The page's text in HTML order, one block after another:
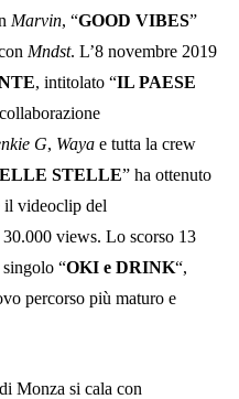
Marvin, “GOOD VIBES”
Mndst. L’8 novembre 2019
, intitolato “IL PAESE
G, Waya e tutta la crew
STELLE” ha ottenuto
il videoclip del
views. Lo scorso 13
“OKI e DRINK“,
percorso più maturo e
Monza si cala con